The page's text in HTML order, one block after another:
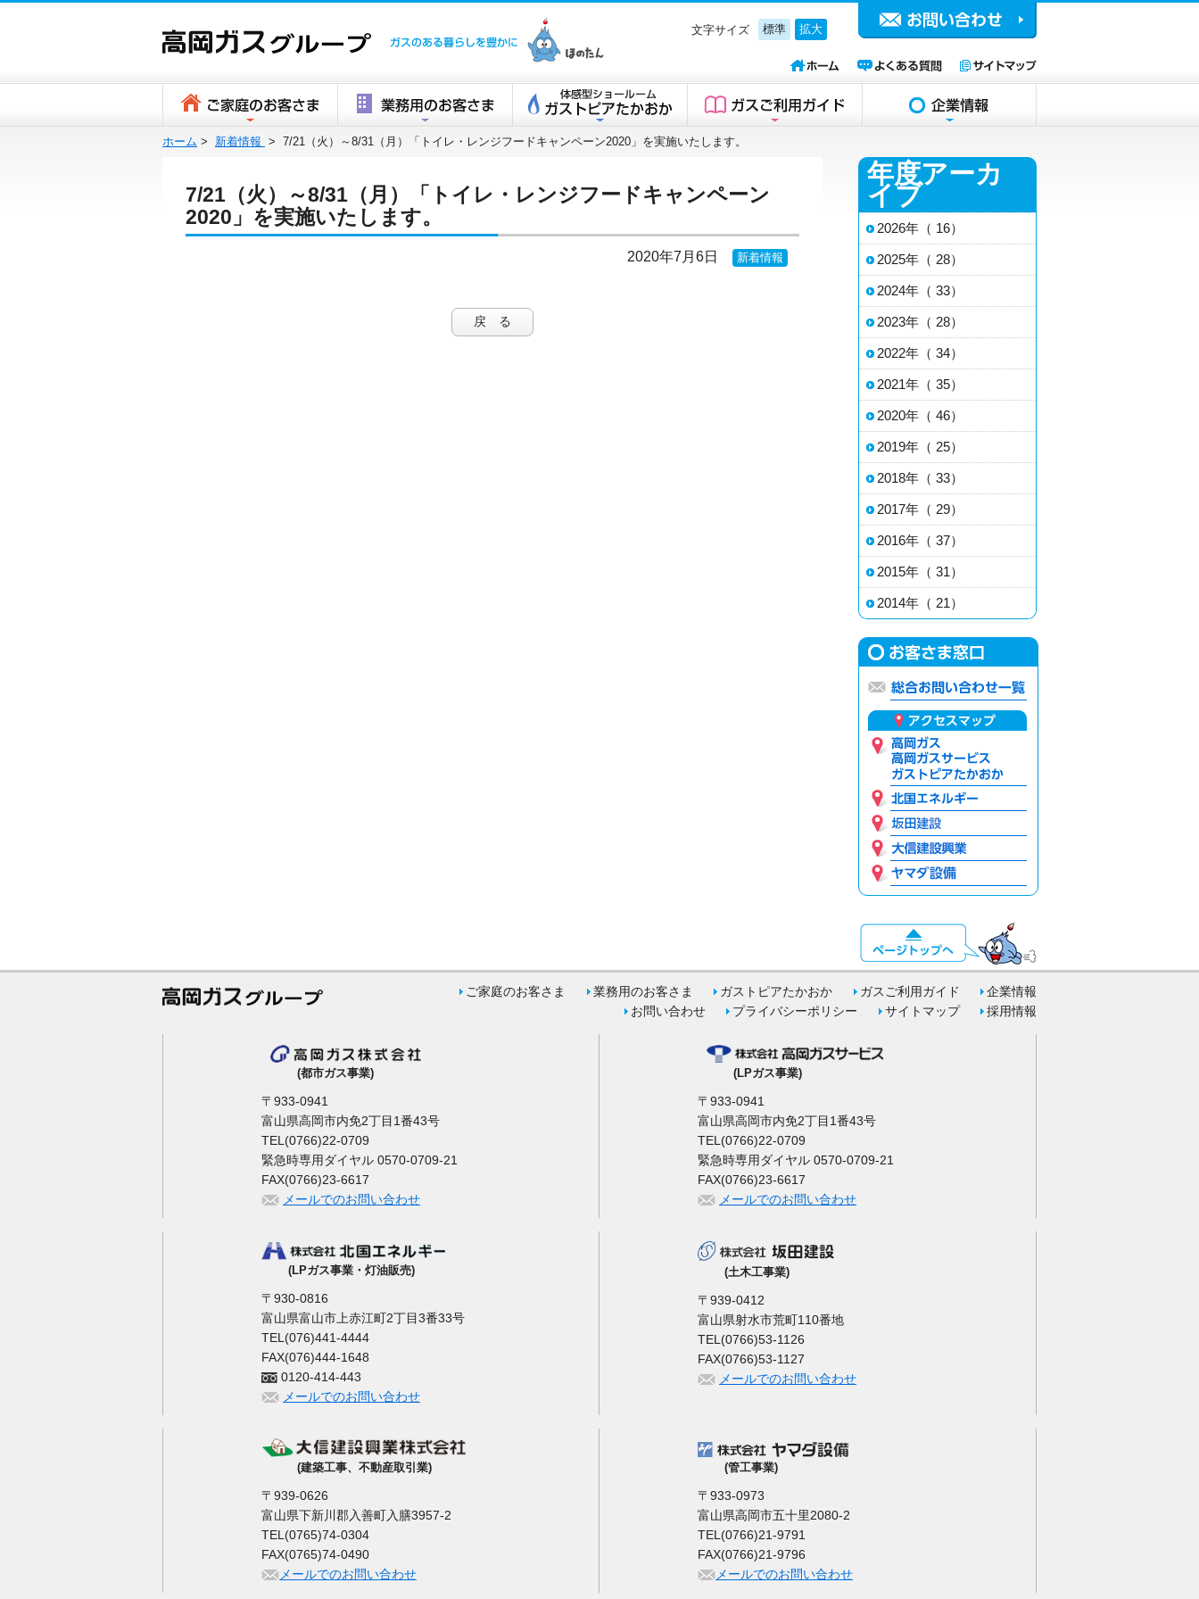
高岡ガスグループ
拡大
標準
文字サイズ
ホーム > 新着情報 > 7/21（火）～8/31（月）「トイレ・レンジフードキャンペーン2020」を実施いたします。
7/21（火）～8/31（月）「トイレ・レンジフードキャンペーン
2020」を実施いたします。
2020年7月6日 新着情報
戻 る
年度アーカ
イブ
2026年（ 16）
2025年（ 28）
2024年（ 33）
2023年（ 28）
2022年（ 34）
2021年（ 35）
2020年（ 46）
2019年（ 25）
2018年（ 33）
2017年（ 29）
2016年（ 37）
2015年（ 31）
2014年（ 21）
ご家庭のお客さま 業務用のお客さま ガストピアたかおか ガスご利用ガイド
企業情報
お問い合わせ
プライバシーポリシー サイトマップ 採用情報
(都市ガス事業)
〒933-0941
富山県高岡市内免2丁目1番43号
TEL(0766)22-0709
緊急時専用ダイヤル 0570-0709-21
FAX(0766)23-6617
メールでのお問い合わせ
(LPガス事業)
〒933-0941
富山県高岡市内免2丁目1番43号
TEL(0766)22-0709
緊急時専用ダイヤル 0570-0709-21
FAX(0766)23-6617
メールでのお問い合わせ
(LPガス事業・灯油販売)
〒930-0816
富山県富山市上赤江町2丁目3番33号
TEL(076)441-4444
FAX(076)444-1648
0120-414-443
メールでのお問い合わせ
(土木工事業)
〒939-0412
富山県射水市荒町110番地
TEL(0766)53-1126
FAX(0766)53-1127
メールでのお問い合わせ
(建築工事、不動産取引業)
〒939-0626
富山県下新川郡入善町入膳3957-2
TEL(0765)74-0304
FAX(0765)74-0490
メールでのお問い合わせ
(管工事業)
〒933-0973
富山県高岡市五十里2080-2
TEL(0766)21-9791
FAX(0766)21-9796
メールでのお問い合わせ